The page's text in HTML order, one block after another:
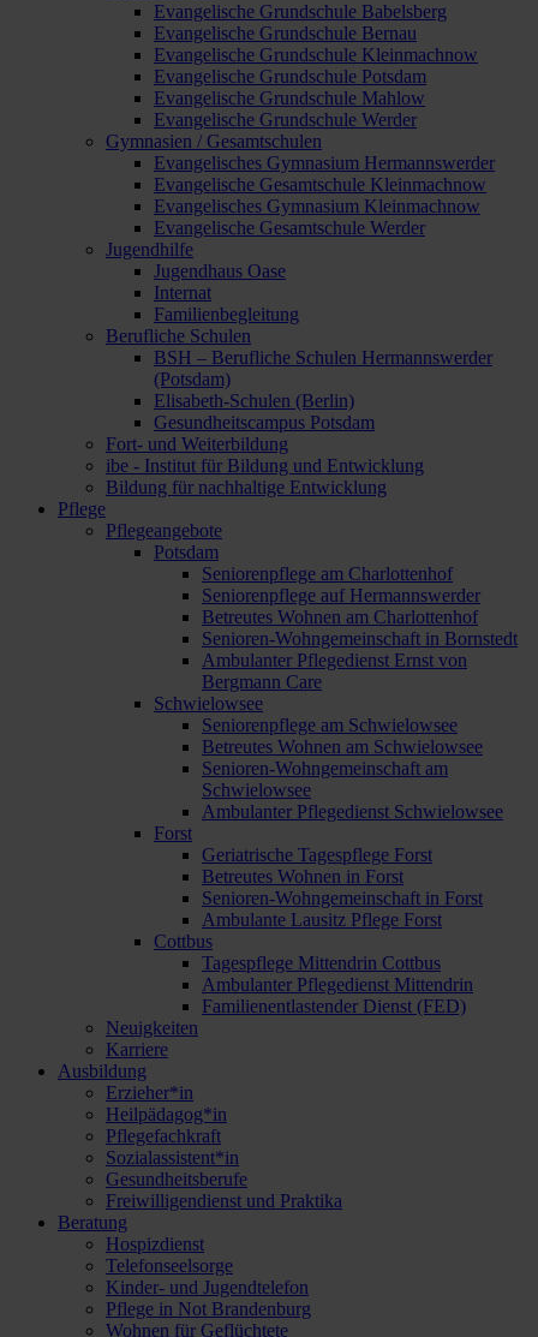
Evangelische Grundschule Babelsberg
Evangelische Grundschule Bernau
Evangelische Grundschule Kleinmachnow
Evangelische Grundschule Potsdam
Evangelische Grundschule Mahlow
Evangelische Grundschule Werder
Gymnasien / Gesamtschulen
Evangelisches Gymnasium Hermannswerder
Evangelische Gesamtschule Kleinmachnow
Evangelisches Gymnasium Kleinmachnow
Evangelische Gesamtschule Werder
Jugendhilfe
Jugendhaus Oase
Internat
Familienbegleitung
Berufliche Schulen
BSH – Berufliche Schulen Hermannswerder
(Potsdam)
Elisabeth-Schulen (Berlin)
Gesundheitscampus Potsdam
Fort- und Weiterbildung
ibe - Institut für Bildung und Entwicklung
Bildung für nachhaltige Entwicklung
Pflege
Pflegeangebote
Potsdam
Seniorenpflege am Charlottenhof
Seniorenpflege auf Hermannswerder
Betreutes Wohnen am Charlottenhof
Senioren-Wohngemeinschaft in Bornstedt
Ambulanter Pflegedienst Ernst von
Bergmann Care
Schwielowsee
Seniorenpflege am Schwielowsee
Betreutes Wohnen am Schwielowsee
Senioren-Wohngemeinschaft am
Schwielowsee
Ambulanter Pflegedienst Schwielowsee
Forst
Geriatrische Tagespflege Forst
Betreutes Wohnen in Forst
Senioren-Wohngemeinschaft in Forst
Ambulante Lausitz Pflege Forst
Cottbus
Tagespflege Mittendrin Cottbus
Ambulanter Pflegedienst Mittendrin
Familienentlastender Dienst (FED)
Neuigkeiten
Karriere
Ausbildung
Erzieher*in
Heilpädagog*in
Pflegefachkraft
Sozialassistent*in
Gesundheitsberufe
Freiwilligendienst und Praktika
Beratung
Hospizdienst
Telefonseelsorge
Kinder- und Jugendtelefon
Pflege in Not Brandenburg
Wohnen für Geflüchtete